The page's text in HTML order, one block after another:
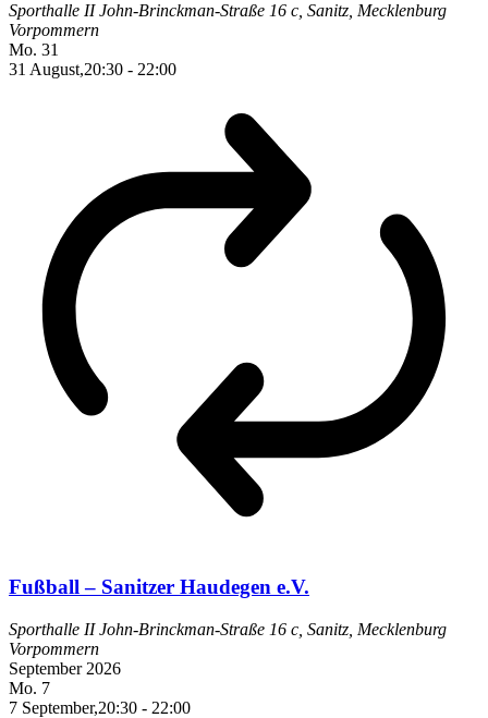
Sporthalle IIJohn-Brinckman-Straße 16 c, Sanitz, Mecklenburg
Vorpommern
Mo. 31
31 August,20:30 - 22:00
Fußball – Sanitzer Haudegen e.V.
Sporthalle IIJohn-Brinckman-Straße 16 c, Sanitz, Mecklenburg
Vorpommern
September 2026
Mo. 7
7 September,20:30 - 22:00